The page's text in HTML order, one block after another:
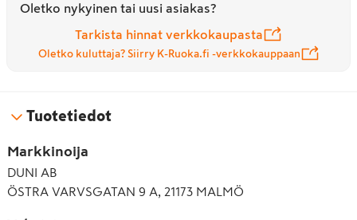
Oletko nykyinen tai uusi asiakas?
Tarkista hinnat verkkokaupasta
Oletko kuluttaja? Siirry K-Ruoka.fi -verkkokauppaan
Tuotetiedot
Markkinoija
DUNI AB
ÖSTRA VARVSGATAN 9 A, 21173 MALMÖ